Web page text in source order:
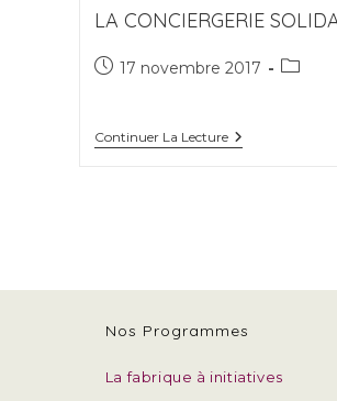
LA CONCIERGERIE
Publication
17 novembre 2017
Post
Continuer La LectureLa
Conciergerie
Nos Programmes
La fabrique à initiatives